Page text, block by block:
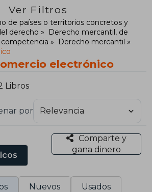
Ver Filtros
de países o territorios concretos y
derecho
Derecho mercantil, de
competencia
Derecho mercantil
electrónico
Libros
por
Comparte y
gana dinero
Nuevos Usados